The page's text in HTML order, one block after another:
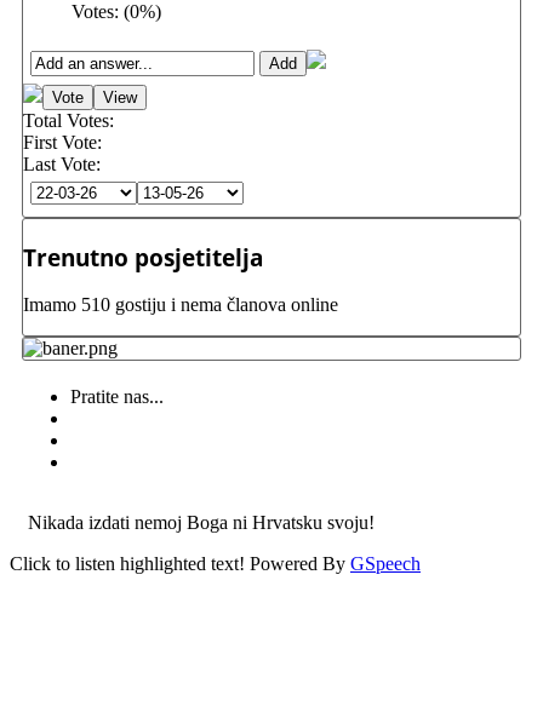
Votes: (0%)
Total Votes:
First Vote:
Last Vote:
Trenutno posjetitelja
Imamo 510 gostiju i nema članova online
Pratite nas...
Nikada izdati nemoj Boga ni Hrvatsku svoju!
Click to listen highlighted text! Powered By GSpeech